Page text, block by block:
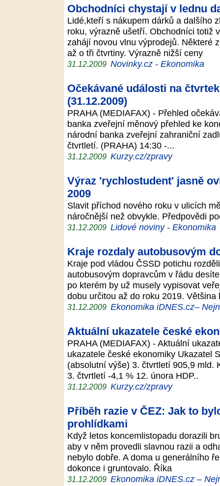
Obchodníci chystají v lednu
Lidé,kteří s nákupem dárků a dalšího
roku, výrazně ušetří. Obchodníci totiž
zahájí novou vlnu výprodejů. Některé
až o tři čtvrtiny. Výrazně nižší ceny
31.12.2009 Novinky.cz - Ekonomika
Očekávané události na
(31.12.2009)
PRAHA (MEDIAFAX) - Přehled
banka zveřejní měnový přehled ke
národní banka zveřejní zahraniční
čtvrtletí. (PRAHA) 14:30 -...
31.12.2009 Kurzy.cz/zpravy
Výraz 'rychlostudent' jasně
2009
Slavit příchod nového roku v ulicích
náročnější než obvykle. Předpovědi
31.12.2009 Lidové noviny - Ekonomika
Kraje rozdaly autobusovým
Kraje pod vládou ČSSD potichu
autobusovým dopravcům v řádu
po kterém by už musely vypisovat
dobu určitou až do roku 2019.
31.12.2009 Ekonomika iDNES.cz–
Aktuální ukazatele české
PRAHA (MEDIAFAX) - Aktuální
ukazatele české ekonomiky Ukazatel
(absolutní výše) 3. čtvrtletí 905,9 mld.
3. čtvrtletí -4,1 % 12. února HDP..
31.12.2009 Kurzy.cz/zpravy
Příběh razie v ČEZ: Jak to
prohlídkami
Když letos koncemlistopadu dorazili
aby v něm provedli slavnou razii a
nebylo dobře. A doma u generálního
dokonce i gruntovalo. Říka
31.12.2009 Ekonomika iDNES.cz –